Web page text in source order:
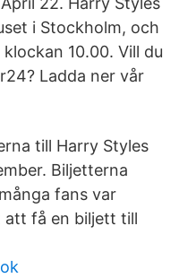
i Stockholm, och
10.00. Vill du
Ladda ner vår
till Harry Styles
Biljetterna
fans var
att få en biljett till